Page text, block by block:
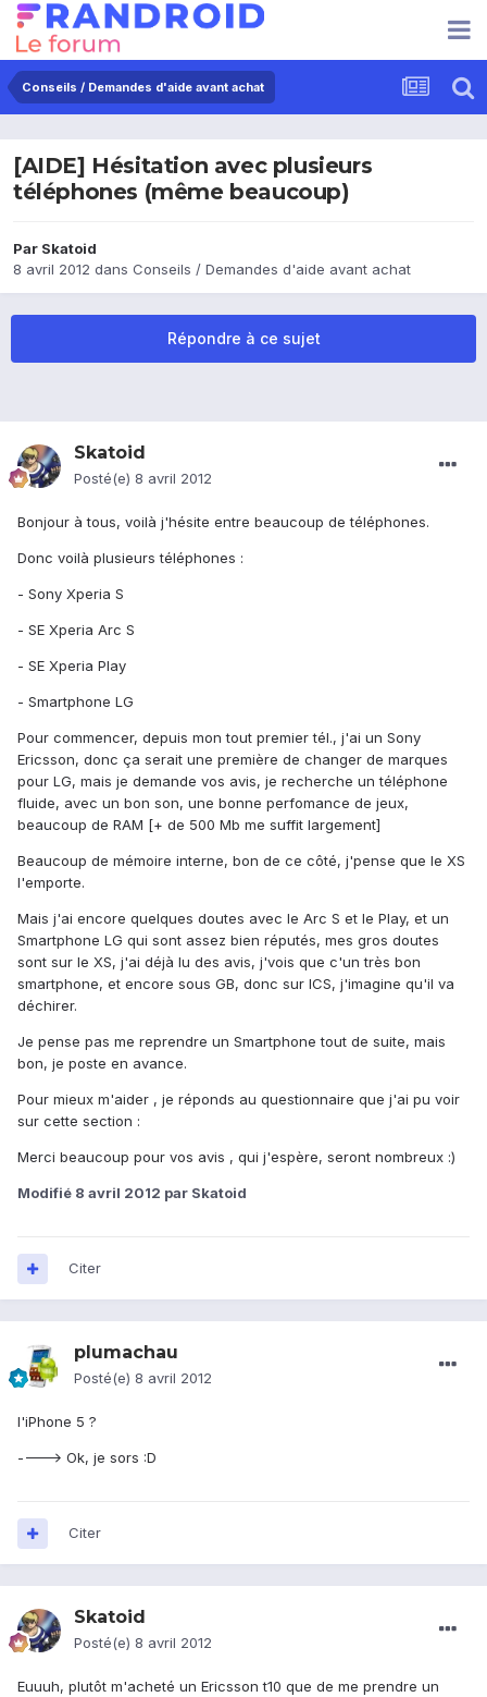
Conseils / Demandes d'aide avant achat
[AIDE] Hésitation avec plusieurs
téléphones (même beaucoup)
Par Skatoid
8 avril 2012 dans Conseils / Demandes d'aide avant achat
Répondre à ce sujet
Skatoid
Posté(e) 8 avril 2012
Bonjour à tous, voilà j'hésite entre beaucoup de téléphones.
Donc voilà plusieurs téléphones :
- Sony Xperia S
- SE Xperia Arc S
- SE Xperia Play
- Smartphone LG
Pour commencer, depuis mon tout premier tél., j'ai un Sony
Ericsson, donc ça serait une première de changer de marques
pour LG, mais je demande vos avis, je recherche un téléphone
fluide, avec un bon son, une bonne perfomance de jeux,
beaucoup de RAM [+ de 500 Mb me suffit largement]
Beaucoup de mémoire interne, bon de ce côté, j'pense que le XS
l'emporte.
Mais j'ai encore quelques doutes avec le Arc S et le Play, et un
Smartphone LG qui sont assez bien réputés, mes gros doutes
sont sur le XS, j'ai déjà lu des avis, j'vois que c'un très bon
smartphone, et encore sous GB, donc sur ICS, j'imagine qu'il va
déchirer.
Je pense pas me reprendre un Smartphone tout de suite, mais
bon, je poste en avance.
Pour mieux m'aider , je réponds au questionnaire que j'ai pu voir
sur cette section :
Merci beaucoup pour vos avis , qui j'espère, seront nombreux :)
Modifié 8 avril 2012 par Skatoid
Citer
plumachau
Posté(e) 8 avril 2012
l'iPhone 5 ?
----> Ok, je sors :D
Citer
Skatoid
Posté(e) 8 avril 2012
Euuuh, plutôt m'acheté un Ericsson t10 que de me prendre un